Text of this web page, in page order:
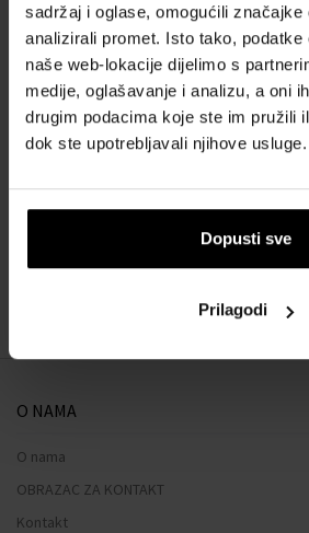
sadržaj i oglase, omogućili značajke
analizirali promet. Isto tako, podatke
naše web-lokacije dijelimo s
medije, oglašavanje i analizu, a oni
drugim podacima koje ste im pružili
dok ste upotrebljavali njihove usluge.
Dopusti sve
Prilagodi
Country Candle Coconut
Colada mirisni vosak (64 g)
Voskovi od 64 g
Dostupno
5,70 €
Lane
s 2
:
1
O NAMA
O nama
OBRAZAC ZA KONTAKT
Kontakt